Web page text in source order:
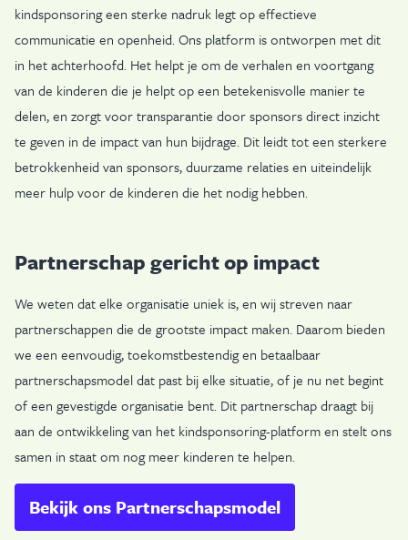
kindsponsoring een sterke nadruk legt op effectieve
communicatie en openheid. Ons platform is ontworpen met dit
in het achterhoofd. Het helpt je om de verhalen en voortgang
van de kinderen die je helpt op een betekenisvolle manier te
delen, en zorgt voor transparantie door sponsors direct inzicht
te geven in de impact van hun bijdrage. Dit leidt tot een sterkere
betrokkenheid van sponsors, duurzame relaties en uiteindelijk
meer hulp voor de kinderen die het nodig hebben.
Partnerschap gericht op impact
We weten dat elke organisatie uniek is, en wij streven naar
partnerschappen die de grootste impact maken. Daarom bieden
we een eenvoudig, toekomstbestendig en betaalbaar
partnerschapsmodel dat past bij elke situatie, of je nu net begint
of een gevestigde organisatie bent. Dit partnerschap draagt bij
aan de ontwikkeling van het kindsponsoring-platform en stelt ons
samen in staat om nog meer kinderen te helpen.
Bekijk ons Partnerschapsmodel